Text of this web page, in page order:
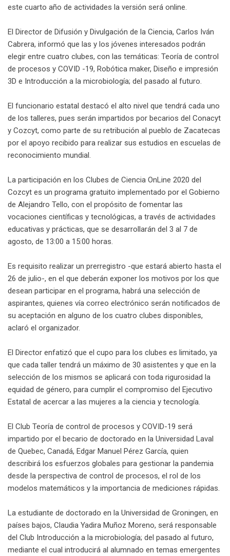
este cuarto año de actividades la versión será online.
El Director de Difusión y Divulgación de la Ciencia, Carlos Iván
Cabrera, informó que las y los jóvenes interesados podrán
elegir entre cuatro clubes, con las temáticas: Teoría de control
de procesos y COVID -19, Robótica maker, Diseño e impresión
3D e Introducción a la microbiología; del pasado al futuro.
El funcionario estatal destacó el alto nivel que tendrá cada uno
de los talleres, pues serán impartidos por becarios del Conacyt
y Cozcyt, como parte de su retribución al pueblo de Zacatecas
por el apoyo recibido para realizar sus estudios en escuelas de
reconocimiento mundial.
La participación en los Clubes de Ciencia OnLine 2020 del
Cozcyt es un programa gratuito implementado por el Gobierno
de Alejandro Tello, con el propósito de fomentar las
vocaciones científicas y tecnológicas, a través de actividades
educativas y prácticas, que se desarrollarán del 3 al 7 de
agosto, de 13:00 a 15:00 horas.
Es requisito realizar un prerregistro -que estará abierto hasta el
26 de julio-, en el que deberán exponer los motivos por los que
desean participar en el programa, habrá una selección de
aspirantes, quienes vía correo electrónico serán notificados de
su aceptación en alguno de los cuatro clubes disponibles,
aclaró el organizador.
El Director enfatizó que el cupo para los clubes es limitado, ya
que cada taller tendrá un máximo de 30 asistentes y que en la
selección de los mismos se aplicará con toda rigurosidad la
equidad de género, para cumplir el compromiso del Ejecutivo
Estatal de acercar a las mujeres a la ciencia y tecnología.
El Club Teoría de control de procesos y COVID-19 será
impartido por el becario de doctorado en la Universidad Laval
de Quebec, Canadá, Edgar Manuel Pérez García, quien
describirá los esfuerzos globales para gestionar la pandemia
desde la perspectiva de control de procesos, el rol de los
modelos matemáticos y la importancia de mediciones rápidas.
La estudiante de doctorado en la Universidad de Groningen, en
países bajos, Claudia Yadira Muñoz Moreno, será responsable
del Club Introducción a la microbiología; del pasado al futuro,
mediante el cual introducirá al alumnado en temas emergentes